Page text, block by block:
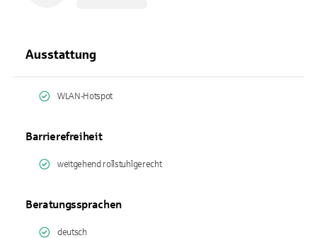
Ausstattung
WLAN-Hotspot
Barrierefreiheit
weitgehend rollstuhlgerecht
Beratungssprachen
deutsch